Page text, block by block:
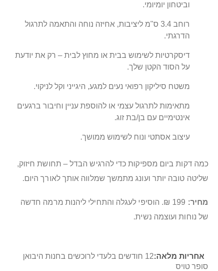
וביטחון יומיומי.
רוחב 3.4 ס"מ ליציבות, אחיזה נוחה והתאמה לתרגול
הדרגתי.
דיסקרטיות לשימוש בבית או מחוץ לבית – רק את יודעת
על הסוד הקטן שלך.
משטח סיליקון רפואי נעים למגע, היגייני וקל לניקוי.
מתאימות לתרגול עצמי או להוספת עניין וחיבור ברגעים
אינטימיים עם בן/בת זוג.
עיצוב אסתטי ונוח לשימוש ממושך.
כמה דקות ביום מספיקות כדי להרגיש הבדל – תחושת חיזוק,
שליטה טובה יותר ועונג מתמשך שמלווה אותך לאורך היום.
מחיר:
199 ₪. הוסיפי לעגלה והתחילי ליהנות מרמה חדשה
של נוחות ועוצמה נשית.
מידע
נוסף
12 חודשים בלעדי לרוכשים בחנות היבואן
סופר טויס